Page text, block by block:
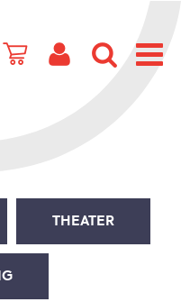
THEATER